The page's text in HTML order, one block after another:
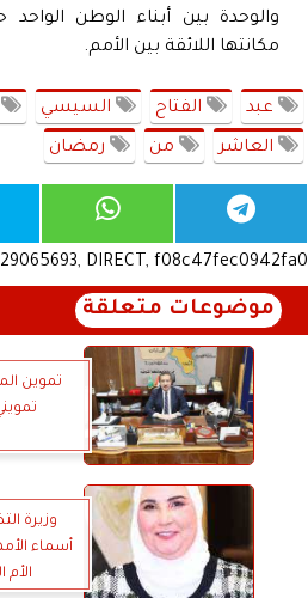
والوحدة بين أبناء الوطن
مكانتها اللائقة بين الأمم.
عبد الفتاح السيسي
العاشر من رمضان
DIRECT, f08c47fec0942fa0
موضوعات متعلقة
وزيرة
أسماء
الأم